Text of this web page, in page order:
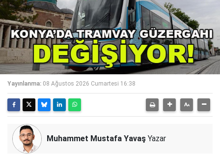
Yayınlanma: 08 Ağustos 2026 Cumartesi 16:38
Muhammet Mustafa Yavaş Yazar